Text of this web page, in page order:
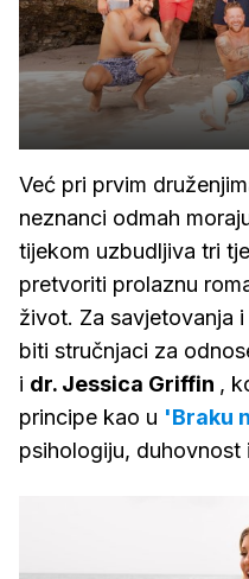
Već pri prvim
neznanci odmah
tijekom uzbudljiva tri
pretvoriti prolaznu
život. Za savjetovanja
biti stručnjaci za
i dr. Jessica Griffin ,
principe kao u 'Braku
psihologiju, duhovnost